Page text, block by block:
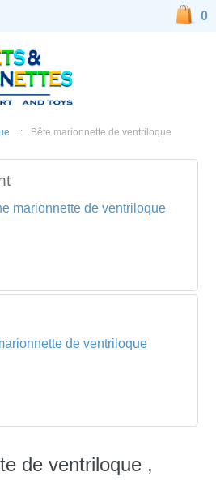
:: Bête marionnette de ventriloque
marionnette de ventriloque
de ventriloque
de ventriloque ,
0